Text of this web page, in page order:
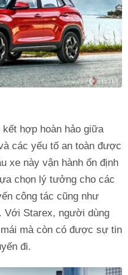
hợp hoàn hảo giữa
các yếu tố an toàn được
xe này vận hành ổn định
chọn lý tưởng cho các
công tác cũng như
Với Starex, người dùng
mà còn có được sự tin
đi.